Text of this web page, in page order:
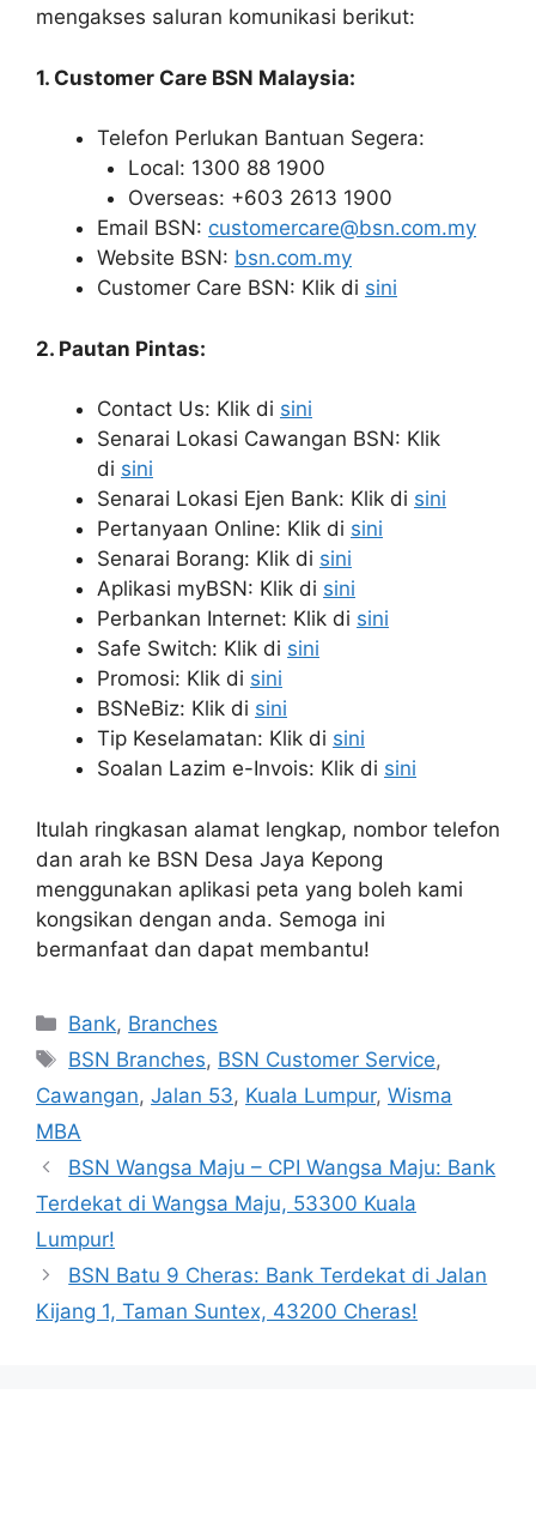
mengakses saluran komunikasi berikut:
1. Customer Care BSN Malaysia:
Telefon Perlukan Bantuan Segera:
Local: 1300 88 1900
Overseas: +603 2613 1900
Email BSN: customercare@bsn.com.my
Website BSN: bsn.com.my
Customer Care BSN: Klik di sini
2. Pautan Pintas:
Contact Us: Klik di sini
Senarai Lokasi Cawangan BSN: Klik
di sini
Senarai Lokasi Ejen Bank: Klik di sini
Pertanyaan Online: Klik di sini
Senarai Borang: Klik di sini
Aplikasi myBSN: Klik di sini
Perbankan Internet: Klik di sini
Safe Switch: Klik di sini
Promosi: Klik di sini
BSNeBiz: Klik di sini
Tip Keselamatan: Klik di sini
Soalan Lazim e-Invois: Klik di sini
Itulah ringkasan alamat lengkap, nombor telefon
dan arah ke BSN Desa Jaya Kepong
menggunakan aplikasi peta yang boleh kami
kongsikan dengan anda. Semoga ini
bermanfaat dan dapat membantu!
Categories
Bank, Branches
Tags
BSN Branches, BSN Customer Service,
Cawangan, Jalan 53, Kuala Lumpur, Wisma
MBA
BSN Wangsa Maju – CPI Wangsa Maju: Bank
Terdekat di Wangsa Maju, 53300 Kuala
Lumpur!
BSN Batu 9 Cheras: Bank Terdekat di Jalan
Kijang 1, Taman Suntex, 43200 Cheras!